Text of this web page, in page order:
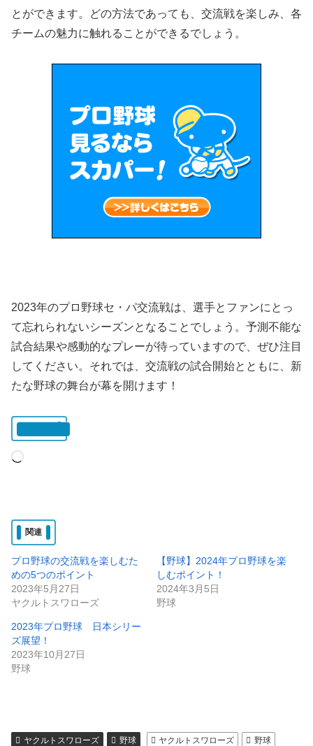
とができます。どの方法であっても、交流戦を楽しみ、各
チームの魅力に触れることができるでしょう。
2023年のプロ野球セ・パ交流戦は、選手とファンにとっ
て忘れられないシーズンとなることでしょう。予測不能な
試合結果や感動的なプレーが待っていますので、ぜひ注目
してください。それでは、交流戦の試合開始とともに、新
たな野球の舞台が幕を開けます！
読
み
中…
関連
プロ野球の交流戦を楽しむた
めの5つのポイント
2023年5月27日
ヤクルトスワローズ
【野球】2024年プロ野球を楽
しむポイント！
2024年3月5日
野球
2023年プロ野球 日本シリー
ズ展望！
2023年10月27日
野球
ヤクルトスワローズ 野球 ヤクルトスワローズ 野球